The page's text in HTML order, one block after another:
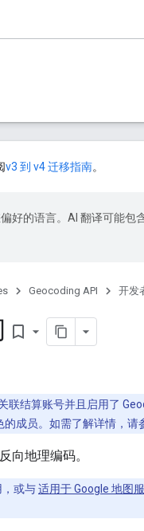
v3 到 v4 迁移指南。
好的语言。AI 翻译可能包
Geocoding API 开发
bookmark_border
联结算账号并且启用了
成员。如需了解详情，请
向地理编码。
，或与适用于 Google 地图